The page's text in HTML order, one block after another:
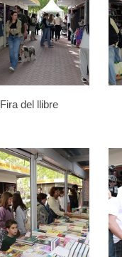
Fira del llibre